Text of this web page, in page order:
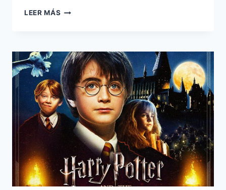
LEER MÁS MUSEO
ALONSO
DE
GARAY:
PROCESO
TRANSPARENTE